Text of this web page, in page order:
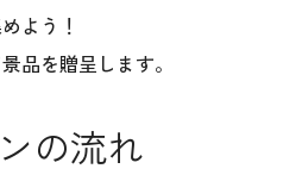
よう！
品を贈呈します。
の流れ